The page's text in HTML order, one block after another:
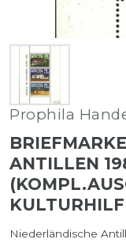
Prophila
ANTILLEN
Niederländische